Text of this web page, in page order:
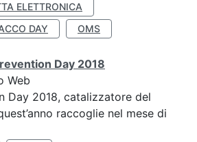
ELETTRONICA
DAY
OMS
Day 2018
Web
Day 2018, catalizzatore del
raccoglie nel mese di